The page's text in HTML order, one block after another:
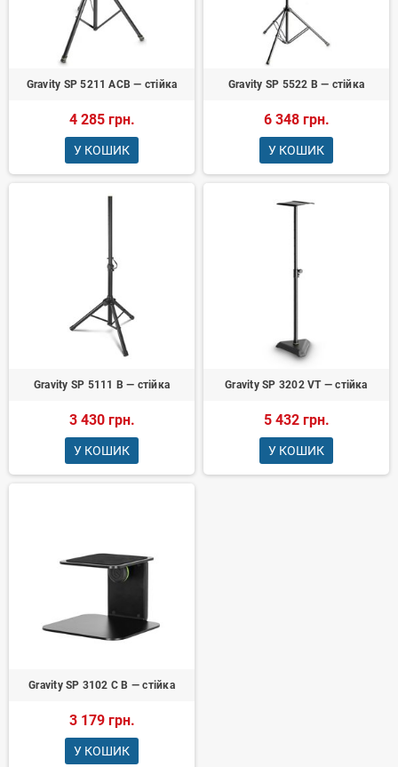
Gravity SP 5211 ACB — стійка
4 285 грн.
У КОШИК
Gravity SP 5522 B — стійка
6 348 грн.
У КОШИК
Gravity SP 5111 B — стійка
3 430 грн.
У КОШИК
Gravity SP 3202 VT — стійка
5 432 грн.
У КОШИК
Gravity SP 3102 C B — стійка
3 179 грн.
У КОШИК